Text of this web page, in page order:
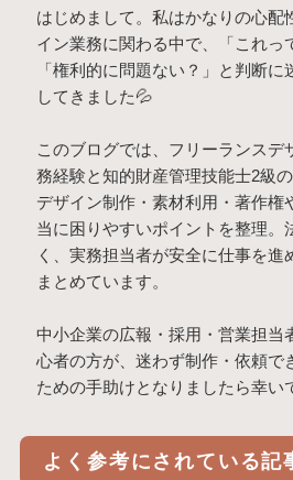
はじめまして。私はかなりの心
イン業務に関わる中で、「これっ
「権利的に問題ない？」と判断
してきました💦
このブログでは、フリーランスデ
務経験と知的財産管理技能士2級
デザイン制作・素材利用・著作権
当に困りやすいポイントを整理。
く、実務担当者が安全に仕事を進
まとめています。
中小企業の広報・採用・営業担当
心者の方が、迷わず制作・依頼で
ための手助けとなりましたら幸い
よく参考にされている記